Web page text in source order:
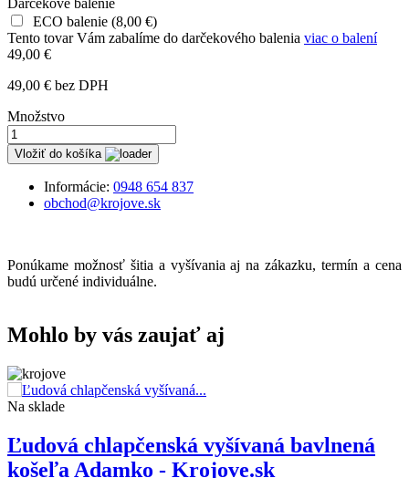
Darčekové balenie
ECO balenie (8,00 €)
Tento tovar Vám zabalíme do darčekového balenia viac o balení
49,00 €
49,00 € bez DPH
Množstvo
Vložiť do košíka
Informácie: 0948 654 837
obchod@krojove.sk
Ponúkame možnosť šitia a vyšívania aj na zákazku, termín a cena
budú určené individuálne.
Mohlo by vás zaujať aj
Na sklade
Ľudová chlapčenská vyšívaná bavlnená
košeľa Adamko - Krojove.sk